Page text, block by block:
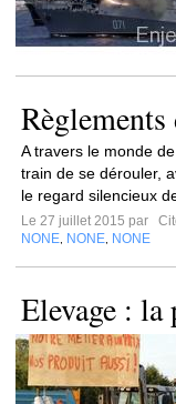
A travers le monde
train de se dérouler,
le regard silencieux
Le 27 juillet 2015 par
NONE NONE NONE
Elevage : la